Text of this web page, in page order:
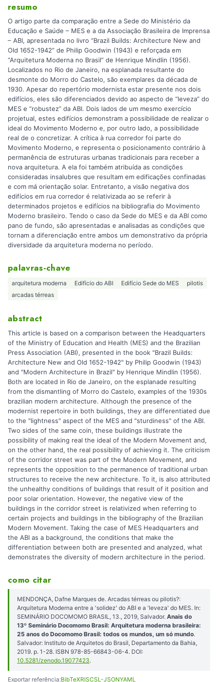
resumo
O artigo parte da comparação entre a Sede do Ministério da
Educação e Saúde – MES e a da Associação Brasileira de Imprensa
– ABI, apresentada no livro “Brazil Builds: Architecture New and
Old 1652-1942” de Philip Goodwin (1943) e reforçada em
“Arquitetura Moderna no Brasil” de Henrique Mindlin (1956).
Localizados no Rio de Janeiro, na esplanada resultante do
desmonte do Morro do Castelo, são exemplares da década de
1930. Apesar do repertório modernista estar presente nos dois
edifícios, eles são diferenciados devido ao aspecto de “leveza” do
MES e “robustez” da ABI. Dois lados de um mesmo exercício
projetual, estes edifícios demonstram a possibilidade de realizar o
ideal do Movimento Moderno e, por outro lado, a possibilidade
real de o concretizar. A crítica à rua corredor foi parte do
Movimento Moderno, e representa o posicionamento contrário à
permanência de estruturas urbanas tradicionais para receber a
nova arquitetura. A ela foi também atribuída as condições
consideradas insalubres que resultam em edificações confinadas
e com má orientação solar. Entretanto, a visão negativa dos
edifícios em rua corredor é relativizada ao se referir à
determinados projetos e edifícios na bibliografia do Movimento
Moderno brasileiro. Tendo o caso da Sede do MES e da ABI como
pano de fundo, são apresentadas e analisadas as condições que
tornam a diferenciação entre ambos um demonstrativo da própria
diversidade da arquitetura moderna no período.
palavras-chave
arquitetura moderna Edifício do ABI Edifício Sede do MES
pilotis
arcadas térreas
abstract
This article is based on a comparison between the Headquarters
of the Ministry of Education and Health (MES) and the Brazilian
Press Association (ABI), presented in the book "Brazil Builds:
Architecture New and Old 1652-1942" by Philip Goodwin (1943)
and "Modern Architecture in Brazil" by Henrique Mindlin (1956).
Both are located in Rio de Janeiro, on the esplanade resulting
from the dismantling of Morro do Castelo, examples of the 1930s
brazilian modern architecture. Although the presence of the
modernist repertoire in both buildings, they are differentiated due
to the "lightness" aspect of the MES and "sturdiness" of the ABI.
Two sides of the same coin, these buildings illustrate the
possibility of making real the ideal of the Modern Movement and,
on the other hand, the real possibility of achieving it. The criticism
of the corridor street was part of the Modern Movement, and
represents the opposition to the permanence of traditional urban
structures to receive the new architecture. To it, is also attributed
the unhealthy conditions of buildings that result of it position and
poor solar orientation. However, the negative view of the
buildings in the corridor street is relativized when referring to
certain projects and buildings in the bibliography of the Brazilian
Modern Movement. Taking the case of MES Headquarters and
the ABI as a background, the conditions that make the
differentiation between both are presented and analyzed, what
demonstrates the diversity of modern architecture in the period.
como citar
MENDONÇA, Dafne Marques de. Arcadas térreas ou pilotis?:
Arquitetura Moderna entre a 'solidez' do ABI e a 'leveza' do MES. In:
SEMINÁRIO DOCOMOMO BRASIL, 13., 2019, Salvador. Anais do
13º Seminário Docomomo Brasil: Arquitetura moderna brasileira:
25 anos do Docomomo Brasil: todos os mundos, um só mundo.
Salvador: Instituto de Arquitetos do Brasil, Departamento da Bahia,
2019. p. 1-28. ISBN 978-85-66843-06-4. DOI:
10.5281/zenodo.19077423.
Exportar referência:BibTeXRISCSL-JSONYAML